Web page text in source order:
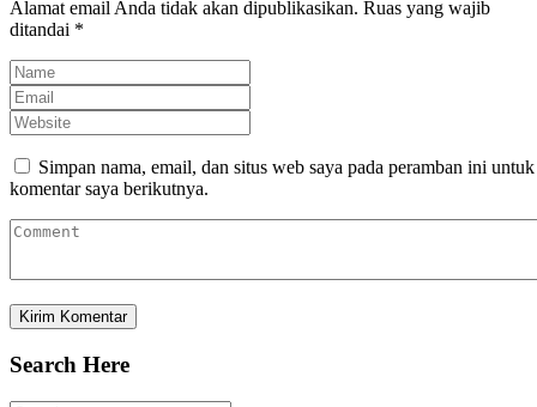
Alamat email Anda tidak akan dipublikasikan. Ruas yang wajib
ditandai *
Simpan nama, email, dan situs web saya pada peramban ini untuk
komentar saya berikutnya.
Search Here